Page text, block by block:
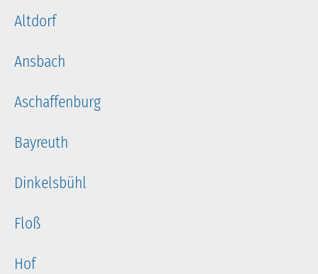
Altdorf
Ansbach
Aschaffenburg
Bayreuth
Dinkelsbühl
Floß
Hof